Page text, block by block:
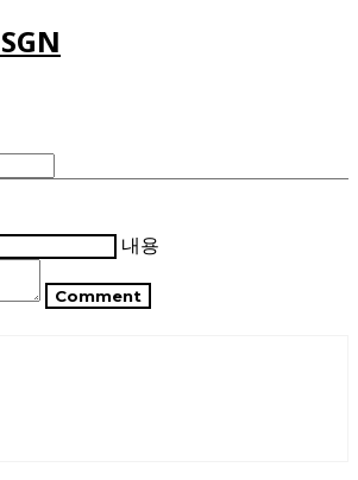
내용
Comment